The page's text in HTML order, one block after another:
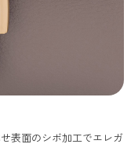
表面のシボ加工でエレガ